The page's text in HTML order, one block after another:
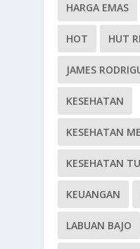
HARGA EMAS
HOT HUT RI
JAMES
KESEHATAN
KESEHATAN
KESEHATAN
KEUANGAN
LABUAN BAJO